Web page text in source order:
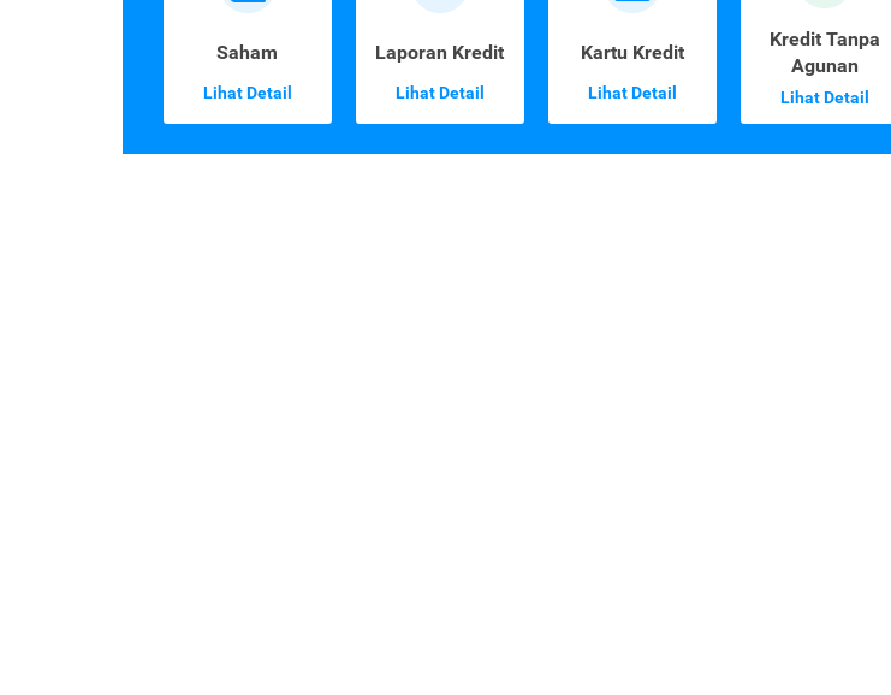
Saham
Lihat Detail
Laporan Kredit
Lihat Detail
Kartu Kredit
Lihat Detail
Kredit Tanpa
Agunan
Lihat Detail